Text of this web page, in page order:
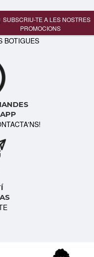
BOTIGUES
SUBSCRIU-TE A LES NOSTRES
PROMOCIONS